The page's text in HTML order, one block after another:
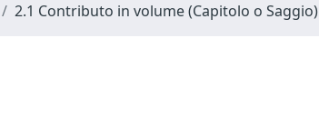
2.1 Contributo in volume (Capitolo o Saggio)